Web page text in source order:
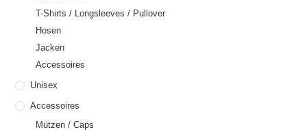
T-Shirts / Longsleeves / Pullover
Hosen
Jacken
Accessoires
Unisex
Accessoires
Mützen / Caps